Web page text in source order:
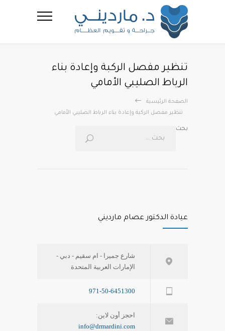
تنظير مفصل الركبة وإعادة بناء
الرباط الصليبي الأمامي
الصفحة الرئيسية
تنظير مفصل الركبة وإعادة بناء الرباط الصليبي الأمامي
بحث
عيادة الدكتور عصام مارديني
شارع جميرا - ام سقيم - دبي -
الإمارات العربية المتحدة
971-50-6451300
احجز أون لاين:
info@drmardini.com